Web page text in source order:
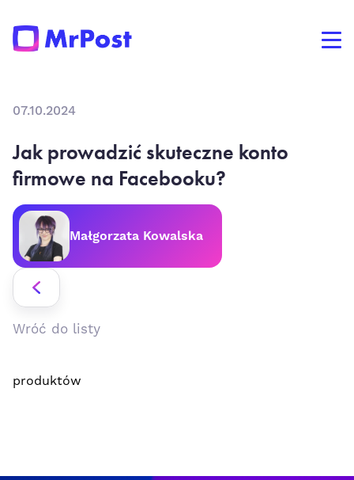
Wróć do listy
produktów
07.10.2024
Jak prowadzić skuteczne konto
firmowe na Facebooku?
Małgorzata Kowalska